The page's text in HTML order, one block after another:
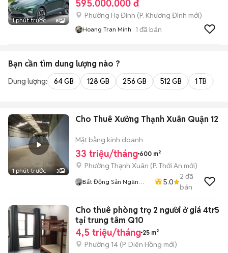
1 phút trước 8
595.000.000 đ
Phường Hạ Đình (P. Khương Đình mới)
Hoang Tran Minh 1 đã bán
Bạn cần tìm dung lượng nào ?
Dung lượng: 64 GB 128 GB 256 GB 512 GB 1 TB
1 phút trước 3
Cho Thuê Xưởng Thạnh Xuân Quận 12
Mặt bằng kinh doanh
33 triệu/tháng 600 m²
Phường Thạnh Xuân (P. Thới An mới)
Bất Động Sản Ngân
5.0
2 đã
bán
Cho thuê phòng trọ 2 người ở giá 4tr5
tại trung tâm Q10
4,5 triệu/tháng 25 m²
Phường 14 (P. Diên Hồng mới)